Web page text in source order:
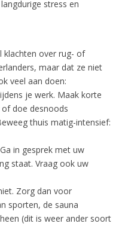
stress en
klachten over rug- of
maar dat ze niet
veel aan doen:
je werk. Maak korte
doe desnoods
thuis matig-intensief:
in gesprek met uw
staat. Vraag ook uw
Zorg dan voor
sporten, de sauna
(dit is weer ander soort